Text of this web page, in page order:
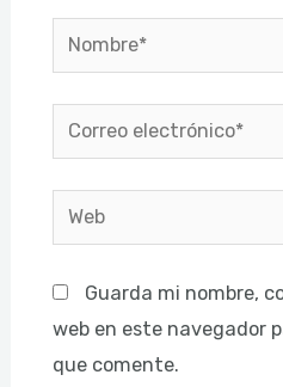
Nombre*
Correo
electrónico*
Web
Guarda mi nombre,
web en este navegador
que comente.